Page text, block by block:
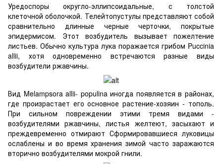
Уредоспоры округло-эллипсоидальные, с толстой
клеточной оболочкой. Телейтопустулы представляют собой
сравнительно длинные черные черточки, покрытые
эпидермисом. Этот возбудитель вызывает пожелтение
листьев. Обычно культура лука поражается грибом Puccinia
allii, хотя одновременно встречаются разные виды
возбудители ржавчины.
Вид Melampsora allii- populina иногда появляется в районах,
где произрастает его основное растение-хозяин - тополь.
При сильном повреждении этими тремя видами -
возбудителями ржавчины, листья желтеют, засыхают и
преждевременно отмирают Сформировавшиеся луковицы
ослаблены и во время хранения зимой часто заражаются
вторично возбудителями мокрой гнили.